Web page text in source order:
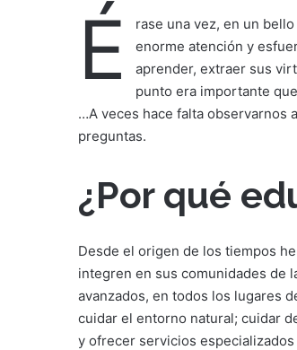
É
rase una vez, en un
enorme atención y
aprender, extraer sus
punto era importante
…A veces hace falta observarnos
preguntas.
¿Por qué
Desde el origen de los tiempos
integren en sus comunidades de
avanzados, en todos los lugares
cuidar el entorno natural; cuidar
y ofrecer servicios especializados